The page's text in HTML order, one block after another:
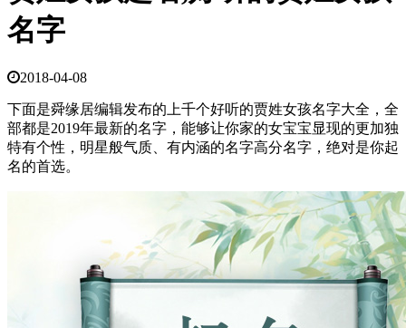
名字
2018-04-08
下面是舜缘居编辑发布的上千个好听的贾姓女孩名字大全，全
部都是2019年最新的名字，能够让你家的女宝宝显现的更加独
特有个性，明星般气质、有内涵的名字高分名字，绝对是你起
名的首选。